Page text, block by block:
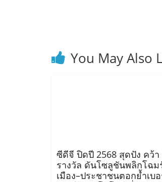
You May Also
ซีดีจี ปิดปี 2568 สุดปัง คว้า
รางวัล ดันโซลูชันพลิกโฉม
เมือง–ประชาชนตอกย้ำเบอ